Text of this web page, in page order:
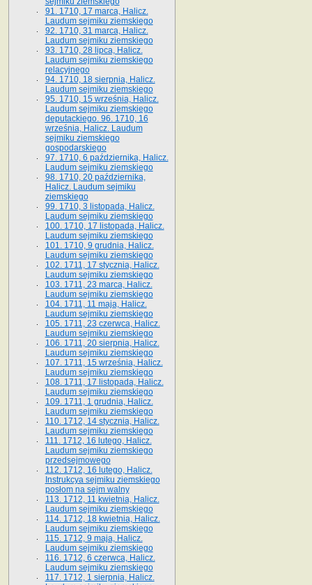
91. 1710, 17 marca, Halicz.
Laudum sejmiku ziemskiego
92. 1710, 31 marca, Halicz.
Laudum sejmiku ziemskiego
93. 1710, 28 lipca, Halicz.
Laudum sejmiku ziemskiego
relacyjnego
94. 1710, 18 sierpnia, Halicz.
Laudum sejmiku ziemskiego
95. 1710, 15 września, Halicz.
Laudum sejmiku ziemskiego
deputackiego. 96. 1710, 16
września, Halicz. Laudum
sejmiku ziemskiego
gospodarskiego
97. 1710, 6 października, Halicz.
Laudum sejmiku ziemskiego
98. 1710, 20 października,
Halicz. Laudum sejmiku
ziemskiego
99. 1710, 3 listopada, Halicz.
Laudum sejmiku ziemskiego
100. 1710, 17 listopada, Halicz.
Laudum sejmiku ziemskiego
101. 1710, 9 grudnia, Halicz.
Laudum sejmiku ziemskiego
102. 1711, 17 stycznia, Halicz.
Laudum sejmiku ziemskiego
103. 1711, 23 marca, Halicz.
Laudum sejmiku ziemskiego
104. 1711, 11 maja, Halicz.
Laudum sejmiku ziemskiego
105. 1711, 23 czerwca, Halicz.
Laudum sejmiku ziemskiego
106. 1711, 20 sierpnia, Halicz.
Laudum sejmiku ziemskiego
107. 1711, 15 września, Halicz.
Laudum sejmiku ziemskiego
108. 1711, 17 listopada, Halicz.
Laudum sejmiku ziemskiego
109. 1711, 1 grudnia, Halicz.
Laudum sejmiku ziemskiego
110. 1712, 14 stycznia, Halicz.
Laudum sejmiku ziemskiego
111. 1712, 16 lutego, Halicz.
Laudum sejmiku ziemskiego
przedsejmowego
112. 1712, 16 lutego, Halicz.
Instrukcya sejmiku ziemskiego
posłom na sejm walny
113. 1712, 11 kwietnia, Halicz.
Laudum sejmiku ziemskiego
114. 1712, 18 kwietnia, Halicz.
Laudum sejmiku ziemskiego
115. 1712, 9 maja, Halicz.
Laudum sejmiku ziemskiego
116. 1712, 6 czerwca, Halicz.
Laudum sejmiku ziemskiego
117. 1712, 1 sierpnia, Halicz.